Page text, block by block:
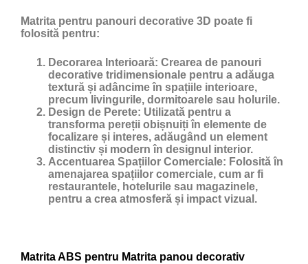
Matrita pentru panouri decorative 3D poate fi
folosită pentru:
Decorarea Interioară: Crearea de panouri
decorative tridimensionale pentru a adăuga
textură și adâncime în spațiile interioare,
precum livingurile, dormitoarele sau holurile.
Design de Perete: Utilizată pentru a
transforma pereții obișnuiți în elemente de
focalizare și interes, adăugând un element
distinctiv și modern în designul interior.
Accentuarea Spațiilor Comerciale: Folosită în
amenajarea spațiilor comerciale, cum ar fi
restaurantele, hotelurile sau magazinele,
pentru a crea atmosferă și impact vizual.
Matrita ABS pentru Matrita panou decorativ